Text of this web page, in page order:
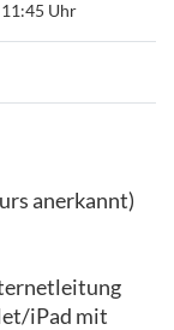
Uhr
anerkannt)
iPad mit